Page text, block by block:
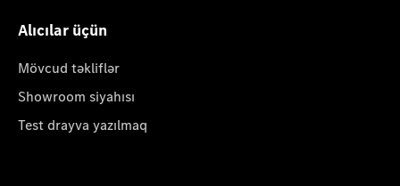
Alıcılar üçün
Mövcud təkliflər
Showroom siyahısı
Test drayva yazılmaq